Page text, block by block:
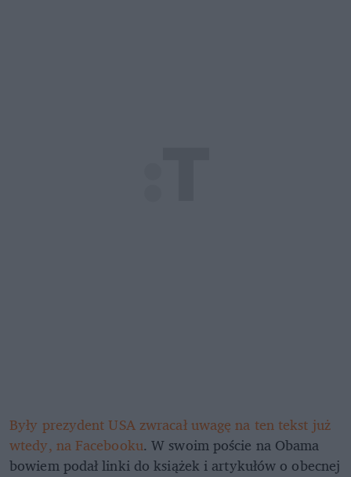
Były prezydent USA zwracał uwagę na ten tekst już
wtedy, na Facebooku. W swoim poście na Obama
bowiem podał linki do książek i artykułów o obecnej